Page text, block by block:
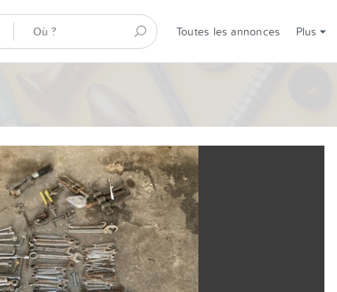
Toutes les annonces Plus